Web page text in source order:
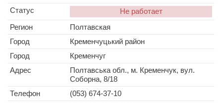
Статус
Не работает
Регион
Полтавская
Город
Кременчуцький район
Город
Кременчуг
Адрес
Полтавська обл., м. Кременчук, вул.
Соборна, 8/18
Телефон
(053) 674-37-10